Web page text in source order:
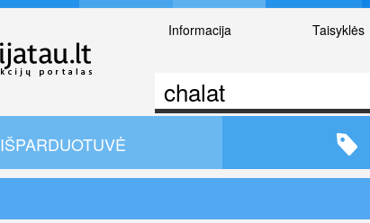
Informacija Taisyklės
IŠPARDUOTUVĖ